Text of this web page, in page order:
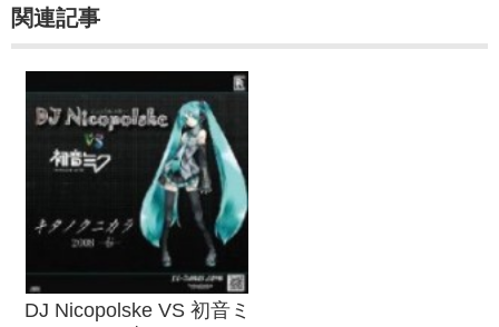
関連記事
DJ Nicopolske VS 初音ミ